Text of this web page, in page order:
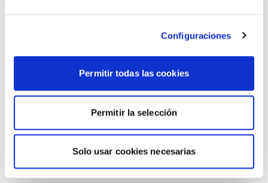
Configuraciones
Permitir todas las cookies
Permitir la selección
Solo usar cookies necesarias